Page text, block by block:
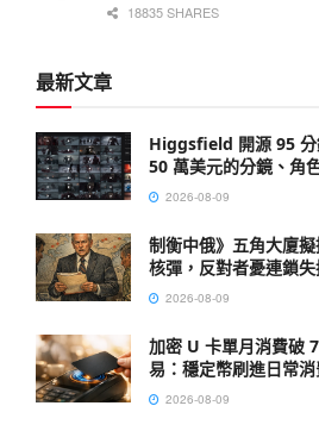
18835 SHARES
最新文章
Higgsfield 開源 95
50 萬美元的分鏡、角
2026-08-09
制衡中俄》五角大廈
核彈，反對者憂連鎖
2026-08-09
加密 U 卡單月消費破
易：穩定幣刷進日常
2026-08-09